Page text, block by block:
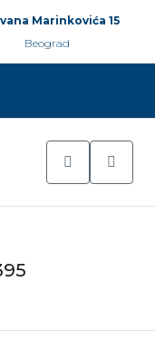
Marinkovića 15
Beograd